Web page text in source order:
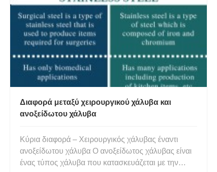
Διαφορά μεταξύ χειρουργικού χάλυβα και
ανοξείδωτου χάλυβα
Κύρια διαφορά – Χειρουργικός χάλυβας έναντι
ανοξείδωτου χάλυβα Ο ανοξείδωτος χάλυβας είναι
ένας τύπος χάλυβα που κατασκευάζεται με την